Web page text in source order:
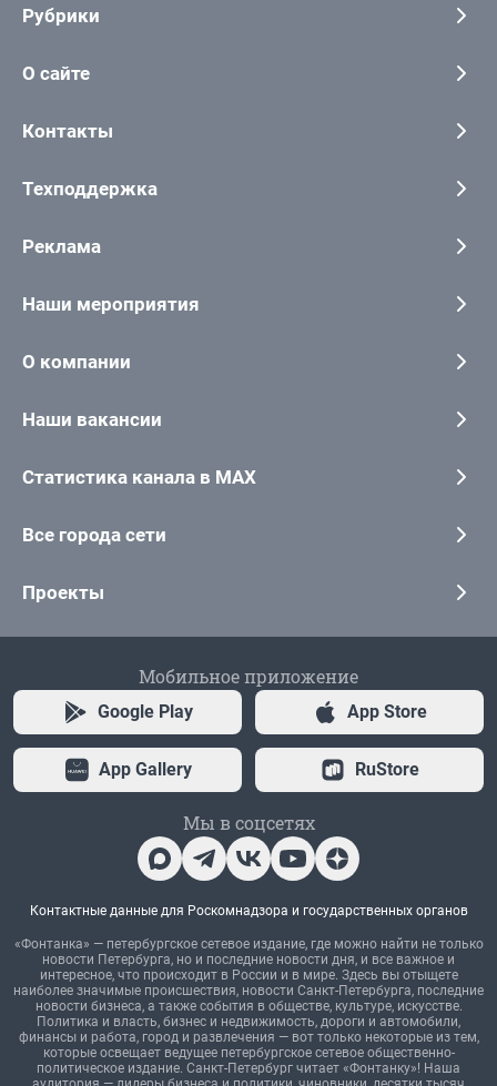
Рубрики
О сайте
Контакты
Техподдержка
Реклама
Наши мероприятия
О компании
Наши вакансии
Статистика канала в MAX
Все города сети
Проекты
Мобильное приложение
Google Play App Store
App Gallery RuStore
Мы в соцсетях
Контактные данные для Роскомнадзора и государственных органов
«Фонтанка» — петербургское сетевое издание, где можно найти не только
новости Петербурга, но и последние новости дня, и все важное и
интересное, что происходит в России и в мире. Здесь вы отыщете
наиболее значимые происшествия, новости Санкт-Петербурга, последние
новости бизнеса, а также события в обществе, культуре, искусстве.
Политика и власть, бизнес и недвижимость, дороги и автомобили,
финансы и работа, город и развлечения — вот только некоторые из тем,
которые освещает ведущее петербургское сетевое общественно-
политическое издание. Санкт-Петербург читает «Фонтанку»! Наша